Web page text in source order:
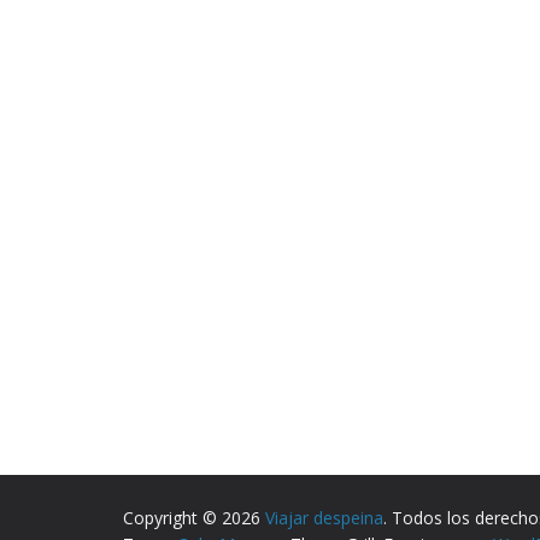
Copyright © 2026 Viajar despeina. Todos los